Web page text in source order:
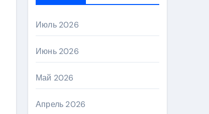
Июль 2026
Июнь 2026
Май 2026
Апрель 2026